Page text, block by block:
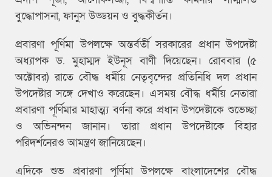
বুদ্ধোপাসনা, ফানুস উড্ডয়ন ও বুদ্ধকীর্তন।
প্রবারণা পূর্ণিমা উপলক্ষে অন্তর্বর্তী সরকারের প্রধান উপদেষ্টা
অধ্যাপক ড. মুহাম্মদ ইউনূস বাণী দিয়েছেন। রোববার (৫
অক্টোবর) রাতে বৌদ্ধ ধর্মীয় নেতৃবৃন্দের প্রতিনিধি দল প্রধান
উপদেষ্টার সঙ্গে দেখাও করেছেন। এসময় বৌদ্ধ ধর্মীয় নেতারা
প্রবারণা পূর্ণিমার মাহাত্ম্য বর্ণনা করে প্রধান উপদেষ্টাকে শুভেচ্ছা
ও অভিনন্দন জানান। তারা প্রধান উপদেষ্টাকে বিহার
পরিদর্শনেরও আমন্ত্রণ জানিয়েছেন।
এদিকে শুভ প্রবারণা পূর্ণিমা উপলক্ষে বাংলাদেশের বৌদ্ধ